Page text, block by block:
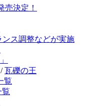
売決定！
ンス調整などが実施
/瓦礫の王
覧
覧